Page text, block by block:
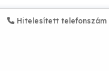
Hitelesített telefonszám